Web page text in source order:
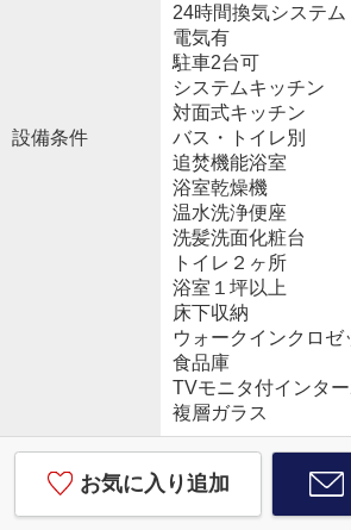
設備条件
24時間換気システム
電気有
駐車2台可
システムキッチン
対面式キッチン
バス・トイレ別
追焚機能浴室
浴室乾燥機
温水洗浄便座
洗髪洗面化粧台
トイレ２ヶ所
浴室１坪以上
床下収納
ウォークインクロゼ
食品庫
TVモニタ付インタ
複層ガラス
お気に入り追加